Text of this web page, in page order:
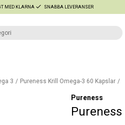
MED KLARNA SNABBA LEVERANSER
3 Pureness Krill Omega-3 60 Kapslar
Pureness